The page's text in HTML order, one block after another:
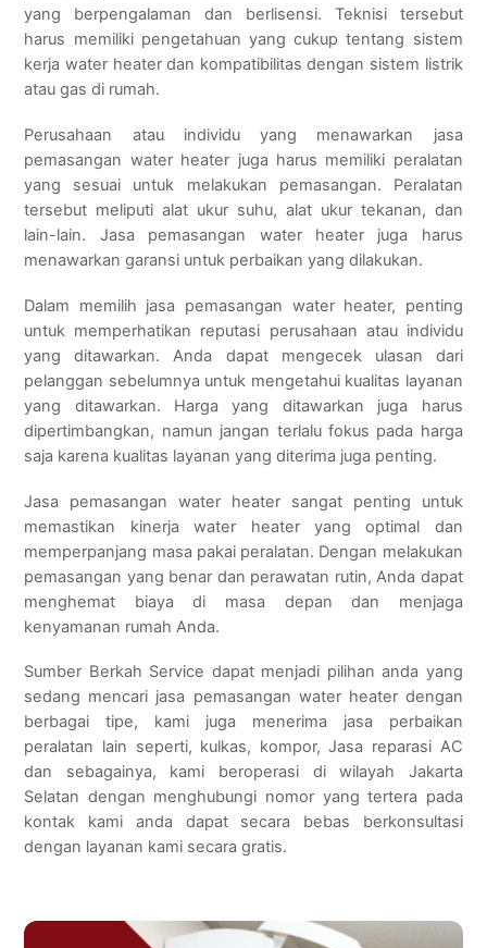
yang berpengalaman dan berlisensi. Teknisi tersebut
harus memiliki pengetahuan yang cukup tentang sistem
kerja water heater dan kompatibilitas dengan sistem listrik
atau gas di rumah.
Perusahaan atau individu yang menawarkan jasa
pemasangan water heater juga harus memiliki peralatan
yang sesuai untuk melakukan pemasangan. Peralatan
tersebut meliputi alat ukur suhu, alat ukur tekanan, dan
lain-lain. Jasa pemasangan water heater juga harus
menawarkan garansi untuk perbaikan yang dilakukan.
Dalam memilih jasa pemasangan water heater, penting
untuk memperhatikan reputasi perusahaan atau individu
yang ditawarkan. Anda dapat mengecek ulasan dari
pelanggan sebelumnya untuk mengetahui kualitas layanan
yang ditawarkan. Harga yang ditawarkan juga harus
dipertimbangkan, namun jangan terlalu fokus pada harga
saja karena kualitas layanan yang diterima juga penting.
Jasa pemasangan water heater sangat penting untuk
memastikan kinerja water heater yang optimal dan
memperpanjang masa pakai peralatan. Dengan melakukan
pemasangan yang benar dan perawatan rutin, Anda dapat
menghemat biaya di masa depan dan menjaga
kenyamanan rumah Anda.
Sumber Berkah Service dapat menjadi pilihan anda yang
sedang mencari jasa pemasangan water heater dengan
berbagai tipe, kami juga menerima jasa perbaikan
peralatan lain seperti, kulkas, kompor, Jasa reparasi AC
dan sebagainya, kami beroperasi di wilayah Jakarta
Selatan dengan menghubungi nomor yang tertera pada
kontak kami anda dapat secara bebas berkonsultasi
dengan layanan kami secara gratis.